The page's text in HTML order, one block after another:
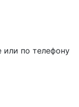
или по телефону